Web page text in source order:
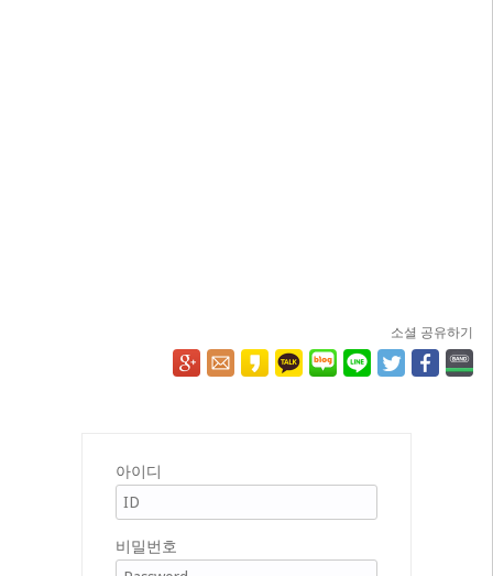
소셜 공유하기
아이디
비밀번호